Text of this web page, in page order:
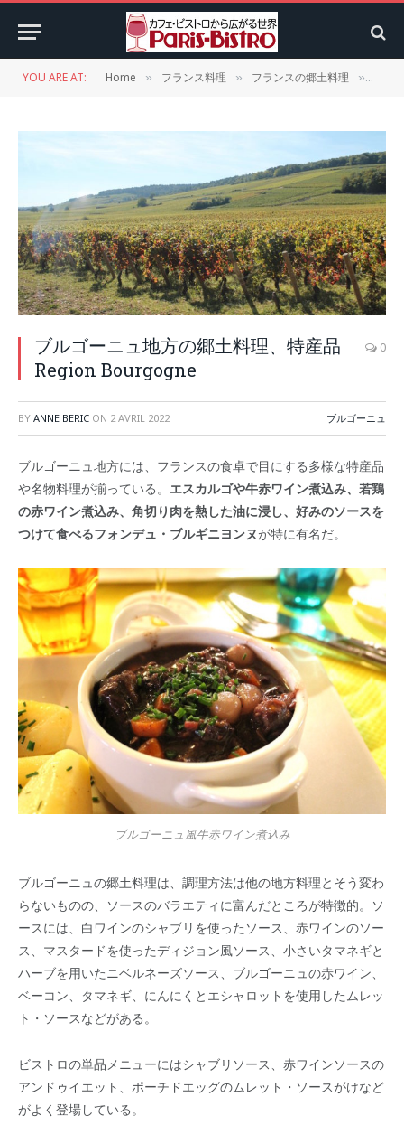
YOU ARE AT: Home » フランス料理 » フランスの郷土料理 »
ブルゴーニュ地方の郷土料理、特産品
Region Bourgogne
0
BY ANNE BERIC ON 2 AVRIL 2022 ブルゴーニュ
ブルゴーニュ地方には、フランスの食卓で目にする多様な特産品
や名物料理が揃っている。 エスカルゴや牛赤ワイン煮込み、若鶏
の赤ワイン煮込み、角切り肉を熱した油に浸し、好みのソースを
つけて食べるフォンデュ・ブルギニヨンヌが特に有名だ。
ブルゴーニュ風牛赤ワイン煮込み
ブルゴーニュの郷土料理は、調理方法は他の地方料理とそう変わ
らないものの、ソースのバラエティに富んだところが特徴的。ソ
ースには、白ワインのシャブリを使ったソース、赤ワインのソー
ス、マスタードを使ったディジョン風ソース、小さいタマネギと
ハーブを用いたニベルネーズソース、ブルゴーニュの赤ワイン、
ベーコン、タマネギ、にんにくとエシャロットを使用したムレッ
ト・ソースなどがある。
ビストロの単品メニューにはシャブリソース、赤ワインソースの
アンドゥイエット、ポーチドエッグのムレット・ソースがけなど
がよく登場している。